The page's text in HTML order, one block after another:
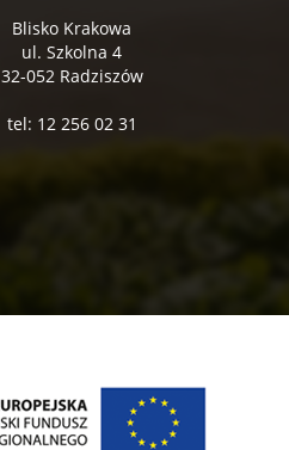
Blisko Krakowa
ul. Szkolna 4
32-052 Radziszów
tel: 12 256 02 31